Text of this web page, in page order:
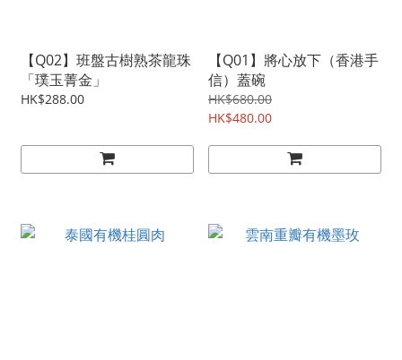
【Q02】班盤古樹熟茶龍珠
「璞玉菁金」
HK$288.00
【Q01】將心放下（香港手
信）蓋碗
HK$680.00
HK$480.00